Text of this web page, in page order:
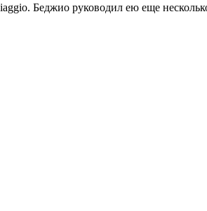
Беджио руководил ею еще